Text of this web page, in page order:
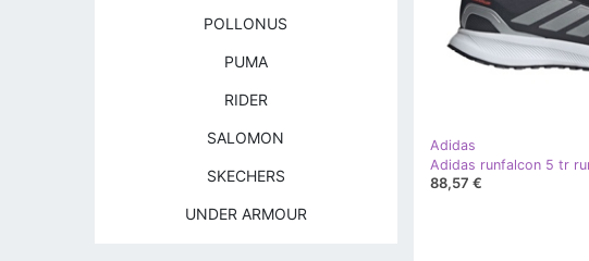
Adidas
88,57 €
POLLONUS
PUMA
RIDER
SALOMON
SKECHERS
UNDER ARMOUR